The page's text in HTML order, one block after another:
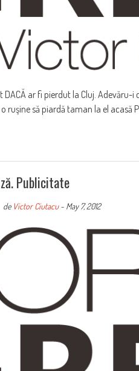
DACĂ ar fi pierdut la Cluj.
ruşine să piardă taman la el acasă
Publicitate
de Victor Ciutacu- May 7, 2012